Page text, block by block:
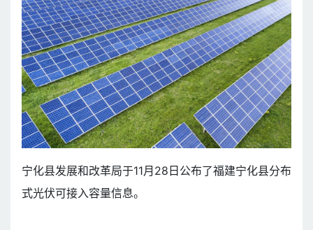
宁化县发展和改革局于11月28日公布了福建宁化县分布
式光伏可接入容量信息。